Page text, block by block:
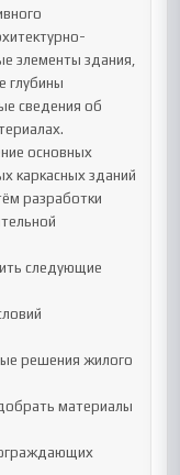
элементы здания,
глубины
сведения об
основных
каркасных зданий
разработки
следующие
решения жилого
материалы
ограждающих